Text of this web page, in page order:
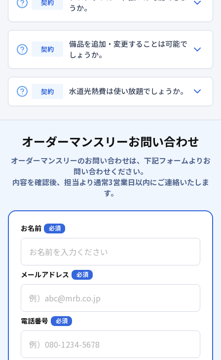
契約
うか。
契約
備品を追加・変更することは可能で
しょうか。
契約 水道光熱費は使い放題でしょうか。
オーダーマンスリーお問い合わせ
オーダーマンスリーのお問い合わせは、下記フォームよりお
問い合わせください。
内容を確認後、担当より通常3営業日以内にご連絡いたしま
す。
お名前 必須
メールアドレス 必須
電話番号 必須